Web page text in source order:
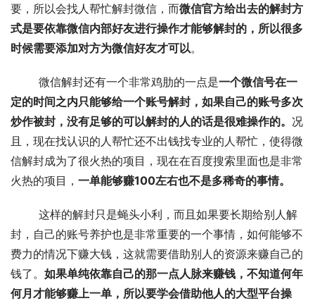
要，所以会找人帮忙解封微信，而微信官方给出去的解封方
式是要依靠微信内部好友进行操作才能够解封的，所以很多
时候需要添加对方为微信好友才可以。
	微信解封还有一个非常鸡肋的一点是
一个微信号在一
定的时间之内只能够给一个账号解封，如果自己的账号多次
炒作被封，没有足够的可以解封的人的话是很难操作的。 况
且，现在找认识的人帮忙还不出钱找专业的人帮忙，使得微
信解封成为了很火热的项目，现在在百度搜索里面也是非常
火热的项目， 一单能够赚100左右也不是多稀奇的事情。
封，自己的账号养护也是非常重要的一个事情，如何能够不
费力的情况下赚大钱，这就需要借助别人的资源来赚自己的
钱了。 如果单纯依靠自己的那一点人脉来赚钱，不知道何年
何月才能够赚上一单，所以要学会借助他人的大型平台操